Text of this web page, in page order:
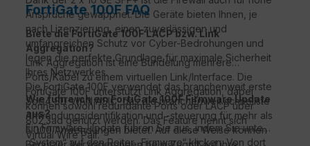
Ansprüche gewappnet. Die Geräte bieten Ihnen, je
nach Lizenzierung, einen zuverlässigen und
umfangreichen Schutz vor Cyber-Bedrohungen und
legen die perfekte Grundlage für maximale Sicherheit
Ihres Netzwerkes.
Die FortiGate 100F verwendet das branchenweit erste
SoC4 SD-WAN ASIC, das die branchenweit schnellste
Anwendungsidentifikation und -steuerung für mehr als
5.000 Anwendungen bietet. Auf diese Weise können
FortiGate 100F FAQ
Biete die FortiGate 100F LACP bzw. Link
Aggregation?
Link Aggregation ist eine Bündelung mehrere
Ports/Kabel zu einem virtuellen Link/Interface. Die
FortiGate 100F unterstützt Link Aggregation, dabei
können sowohl redundante Ports oder LACP über
802.3ad genutzt werden. Das Feature nennt sich
Virtual Wire Pair.
Wie führe ich ein FortiGate 100F Firmware Update
aus?
Ein Firmware-Update führen Sie aus, indem Sie unter
„System“ auf den Reiter „Firmware“ klicken. Von dort